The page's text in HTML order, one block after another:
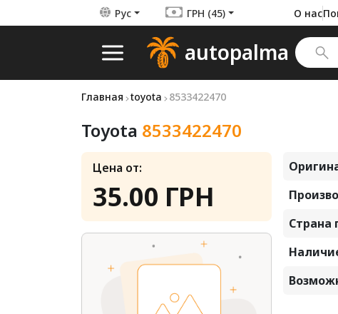
Рус ГРН (45) О нас
autopalma
Главная toyota 8533422470
Toyota 8533422470
Цена от:
35.00 ГРН
Страна